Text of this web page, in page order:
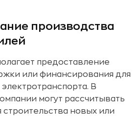
производства
предоставление
или финансирования для
В
могут рассчитывать
строительства новых или